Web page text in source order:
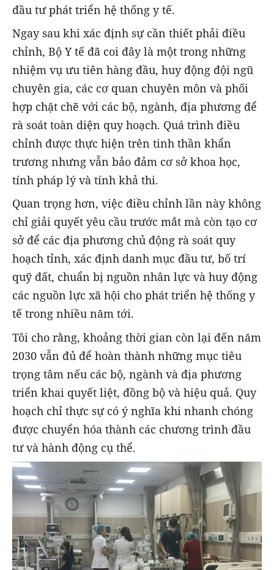
đầu tư phát triển hệ thống y tế.
Ngay sau khi xác định sự cần thiết phải điều
chỉnh, Bộ Y tế đã coi đây là một trong những
nhiệm vụ ưu tiên hàng đầu, huy động đội ngũ
chuyên gia, các cơ quan chuyên môn và phối
hợp chặt chẽ với các bộ, ngành, địa phương để
rà soát toàn diện quy hoạch. Quá trình điều
chỉnh được thực hiện trên tinh thần khẩn
trương nhưng vẫn bảo đảm cơ sở khoa học,
tính pháp lý và tính khả thi.
Quan trọng hơn, việc điều chỉnh lần này không
chỉ giải quyết yêu cầu trước mắt mà còn tạo cơ
sở để các địa phương chủ động rà soát quy
hoạch tỉnh, xác định danh mục đầu tư, bố trí
quỹ đất, chuẩn bị nguồn nhân lực và huy động
các nguồn lực xã hội cho phát triển hệ thống y
tế trong nhiều năm tới.
Tôi cho rằng, khoảng thời gian còn lại đến năm
2030 vẫn đủ để hoàn thành những mục tiêu
trọng tâm nếu các bộ, ngành và địa phương
triển khai quyết liệt, đồng bộ và hiệu quả. Quy
hoạch chỉ thực sự có ý nghĩa khi nhanh chóng
được chuyển hóa thành các chương trình đầu
tư và hành động cụ thể.